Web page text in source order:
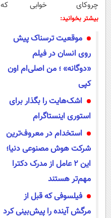
چروکای
پوستتوصاف
خوابی که
بیشتر بخوانید:
موقعیت ترسناک پیش‌
روی انسان در فیلم
«دوگانه» ؛ من اصلی‌ام اون
کپی
اشک‌هایت را بگذار برای
استوری اینستاگرام
استخدام در معروف‌ترین
شرکت هوش مصنوعی دنیا؛
این ۲ عامل از مدرک دکترا
مهم‌تر هستند
فیلسوفی که قبل از
مرگش آینده را پیش‌بینی کرد